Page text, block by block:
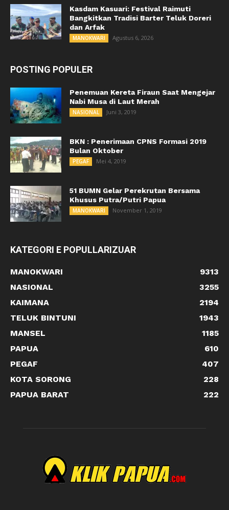
Kasdam Kasuari: Festival Raimuti
Bangkitkan Tradisi Barter Teluk Doreri
dan Arfak
MANOKWARI Agustus 6, 2026
POSTING POPULER
Penemuan Kereta Firaun Saat Mengejar
Nabi Musa di Laut Merah
NASIONAL Juni 3, 2019
BKN : Penerimaan CPNS Formasi 2019
Bulan Oktober
PEGAF Mei 4, 2019
51 BUMN Gelar Perekrutan Bersama
Khusus Putra/Putri Papua
MANOKWARI November 1, 2019
KATEGORI E POPULLARIZUAR
MANOKWARI
9313
NASIONAL
3255
KAIMANA
2194
TELUK BINTUNI
1943
MANSEL
1185
PAPUA
610
PEGAF
407
KOTA SORONG
228
PAPUA BARAT
222